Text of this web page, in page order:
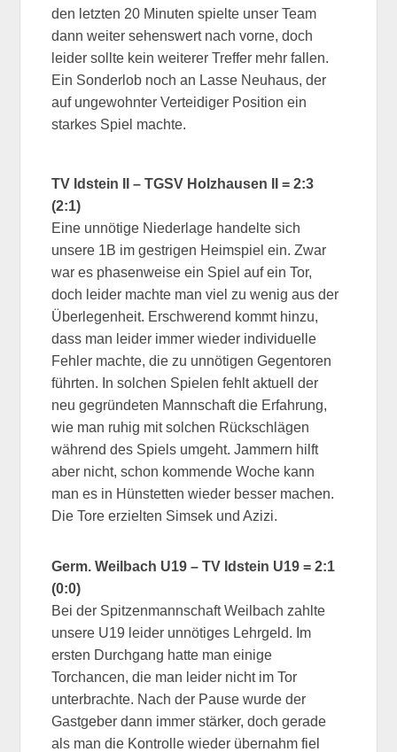
den letzten 20 Minuten spielte unser Team
dann weiter sehenswert nach vorne, doch
leider sollte kein weiterer Treffer mehr fallen.
Ein Sonderlob noch an Lasse Neuhaus, der
auf ungewohnter Verteidiger Position ein
starkes Spiel machte.
TV Idstein II – TGSV Holzhausen II = 2:3
(2:1)
Eine unnötige Niederlage handelte sich
unsere 1B im gestrigen Heimspiel ein. Zwar
war es phasenweise ein Spiel auf ein Tor,
doch leider machte man viel zu wenig aus der
Überlegenheit. Erschwerend kommt hinzu,
dass man leider immer wieder individuelle
Fehler machte, die zu unnötigen Gegentoren
führten. In solchen Spielen fehlt aktuell der
neu gegründeten Mannschaft die Erfahrung,
wie man ruhig mit solchen Rückschlägen
während des Spiels umgeht. Jammern hilft
aber nicht, schon kommende Woche kann
man es in Hünstetten wieder besser machen.
Die Tore erzielten Simsek und Azizi.
Germ. Weilbach U19 – TV Idstein U19 = 2:1
(0:0)
Bei der Spitzenmannschaft Weilbach zahlte
unsere U19 leider unnötiges Lehrgeld. Im
ersten Durchgang hatte man einige
Torchancen, die man leider nicht im Tor
unterbrachte. Nach der Pause wurde der
Gastgeber dann immer stärker, doch gerade
als man die Kontrolle wieder übernahm fiel